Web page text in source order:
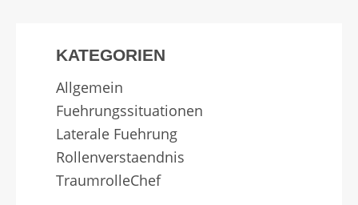
KATEGORIEN
Allgemein
Fuehrungssituationen
Laterale Fuehrung
Rollenverstaendnis
TraumrolleChef